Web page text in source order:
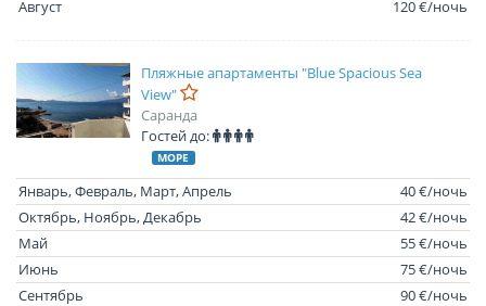
Август
120 €/ночь
Пляжные апартаменты "Blue Spacious Sea
View"
Саранда
Гостей до:
МОРЕ
Январь, Февраль, Март, Апрель
40 €/ночь
Октябрь, Ноябрь, Декабрь
42 €/ночь
Май
55 €/ночь
Июнь
75 €/ночь
Сентябрь
90 €/ночь